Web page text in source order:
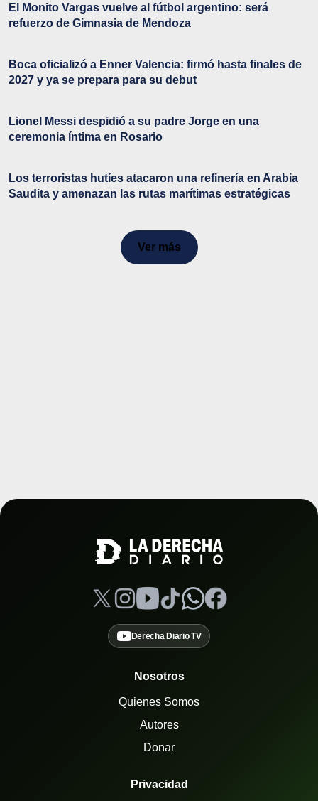
El Monito Vargas vuelve al fútbol argentino: será
refuerzo de Gimnasia de Mendoza
Boca oficializó a Enner Valencia: firmó hasta finales de
2027 y ya se prepara para su debut
Lionel Messi despidió a su padre Jorge en una
ceremonia íntima en Rosario
Los terroristas hutíes atacaron una refinería en Arabia
Saudita y amenazan las rutas marítimas estratégicas
Ver más
Derecha Diario TV
Nosotros
Quienes Somos
Autores
Donar
Privacidad